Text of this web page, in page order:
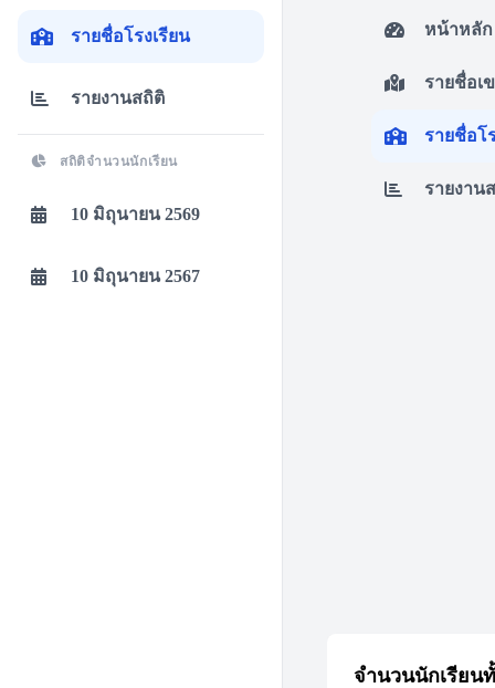
หน้าหลัก
รายชื่อเ
รายชื่อโ
รายงาน
จำนวนนักเรียน
รายชื่อโรงเรียน
รายงานสถิติ
สถิติจำนวนนักเรียน
10 มิถุนายน 2569
10 มิถุนายน 2567